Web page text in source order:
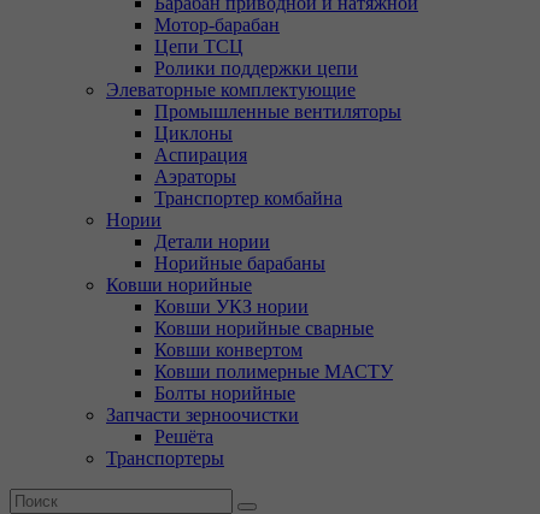
Мотор-барабан
Цепи ТСЦ
Ролики поддержки цепи
Элеваторные комплектующие
Промышленные вентиляторы
Циклоны
Аспирация
Аэраторы
Транспортер комбайна
Нории
Детали нории
Норийные барабаны
Ковши норийные
Ковши УКЗ нории
Ковши норийные сварные
Ковши конвертом
Ковши полимерные МАСТУ
Болты норийные
Запчасти зерноочистки
Решёта
Транспортеры